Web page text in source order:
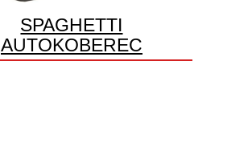
SPAGHETTI
AUTOKOBEREC